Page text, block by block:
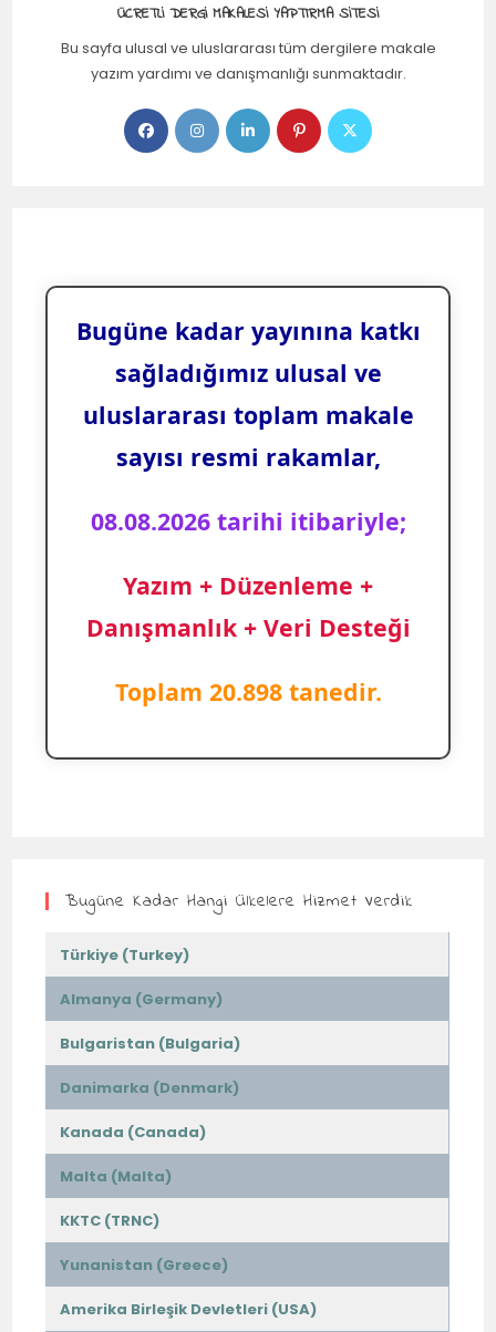
ÜCRETLI DERGI MAKALESI YAPTIRMA SITESI
Bu sayfa ulusal ve uluslararası tüm dergilere makale
yazım yardımı ve danışmanlığı sunmaktadır.
Bugüne kadar yayınına katkı
sağladığımız ulusal ve
uluslararası toplam makale
sayısı resmi rakamlar,
08.08.2026 tarihi itibariyle;
Yazım + Düzenleme +
Danışmanlık + Veri Desteği
Toplam 20.898 tanedir.
Bugüne Kadar Hangi Ülkelere Hizmet Verdik
Türkiye (Turkey)
Almanya (Germany)
Bulgaristan (Bulgaria)
Danimarka (Denmark)
Kanada (Canada)
Malta (Malta)
KKTC (TRNC)
Yunanistan (Greece)
Amerika Birleşik Devletleri (USA)